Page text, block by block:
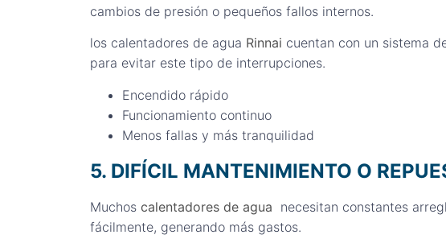
cambios de presión o pequeños fallos internos.
los calentadores de agua Rinnai cuentan con un sistema
para evitar este tipo de interrupciones.
Encendido rápido
Funcionamiento continuo
Menos fallas y más tranquilidad
5. DIFÍCIL MANTENIMIENTO O
Muchos calentadores de agua necesitan constantes
fácilmente, generando más gastos.